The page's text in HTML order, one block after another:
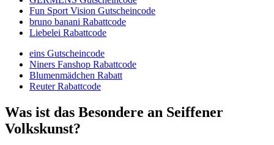
Fun Sport Vision Gutscheincode
bruno banani Rabattcode
Liebelei Rabattcode
eins Gutscheincode
Niners Fanshop Rabattcode
Blumenmädchen Rabatt
Reuter Rabattcode
Was ist das Besondere an Seiffener
Volkskunst?